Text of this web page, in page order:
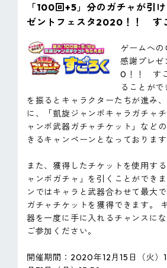
「100回+5」分のガチャが引
ゼントフェスタ2020！！ す
ゲームへの
感謝プレ
0！！ す
ることがで
を振るとキャラクターたちが進み
に、「凱旋ジャンボキャラガチャ
ャンボ武器ガチャチケット」など
きるキャンペーンとなっております
また、獲得したチケットを使用す
ャンボガチャ」を引くことができ
ンではキャラと武器合わせて最大
ガチャチケットを獲得できます。
器を一度に手に入れるチャンスに
ご参加ください。
開催期間：2020年12月15日（火